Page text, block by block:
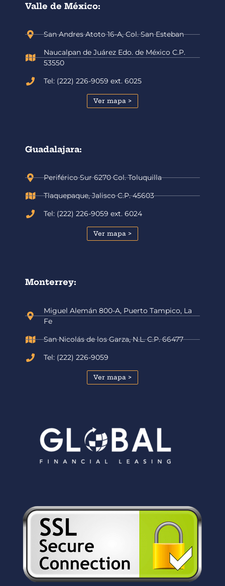
Valle de México:
San Andres Atoto 16-A, Col. San Esteban
Naucalpan de Juárez Edo. de México C.P.
53550
Tel: (222) 226-9059 ext. 6025
Ver mapa >
Guadalajara:
Periférico Sur 6270 Col. Toluquilla
Tlaquepaque, Jalisco C.P. 45603
Tel: (222) 226-9059 ext. 6024
Ver mapa >
Monterrey:
Miguel Alemán 800-A, Puerto Tampico, La
Fe
San Nicolás de los Garza, N.L. C.P. 66477
Tel: (222) 226-9059
Ver mapa >